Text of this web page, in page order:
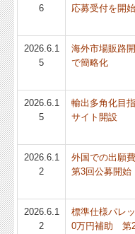
6
応募受付を開始
2026.6.1
5
海外市場販路
で簡略化
2026.6.1
5
輸出多角化目
サイト開設
2026.6.1
2
外国での出願
第3回公募開始
2026.6.1
2
標準仕様パレ
0万円補助 第